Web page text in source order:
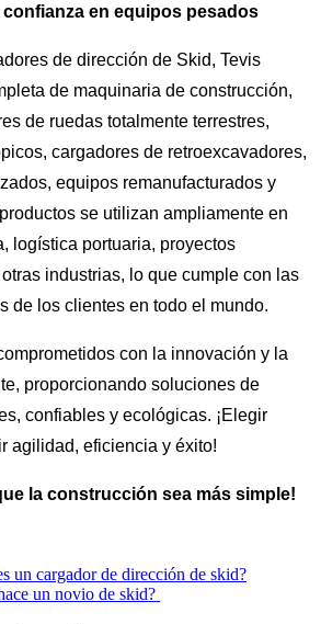
en equipos pesados
de dirección de Skid, Tevis
de maquinaria de construcción,
de ruedas totalmente terrestres,
cargadores de retroexcavadores,
equipos remanufacturados y
se utilizan ampliamente en
logística portuaria, proyectos
industrias, lo que cumple con las
de los clientes en todo el mundo.
con la innovación y la
proporcionando soluciones de
confiables y ecológicas. ¡Elegir
agilidad, eficiencia y éxito!
la construcción sea más simple!
un cargador de dirección de skid?
un novio de skid?